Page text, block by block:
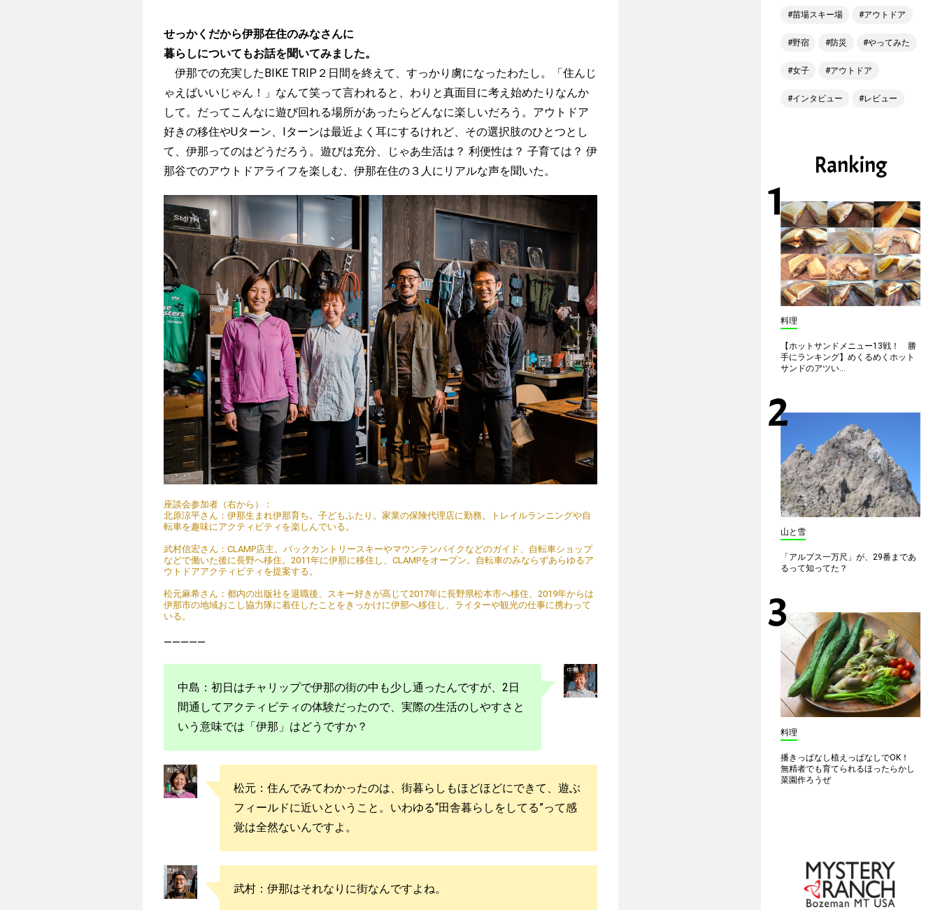
せっかくだから伊那在住のみなさんに
暮らしについてもお話を聞いてみました。
伊那での充実したBIKE TRIP２日間を終えて、すっかり虜になったわたし。「住んじ
ゃえばいいじゃん！」なんて笑って言われると、わりと真面目に考え始めたりなんか
して。だってこんなに遊び回れる場所があったらどんなに楽しいだろう。アウトドア
好きの移住やUターン、Iターンは最近よく耳にするけれど、その選択肢のひとつとし
て、伊那ってのはどうだろう。遊びは充分、じゃあ生活は？ 利便性は？ 子育ては？ 伊
那谷でのアウトドアライフを楽しむ、伊那在住の３人にリアルな声を聞いた。
座談会参加者（右から）：
北原涼平さん：伊那生まれ伊那育ち。子どもふたり。家業の保険代理店に勤務。トレイルランニングや自
転車を趣味にアクティビティを楽しんでいる。
武村信宏さん：CLAMP店主。バックカントリースキーやマウンテンバイクなどのガイド、自転車ショップ
などで働いた後に長野へ移住。2011年に伊那に移住し、CLAMPをオープン。自転車のみならずあらゆるア
ウトドアアクティビティを提案する。
松元麻希さん：都内の出版社を退職後、スキー好きが高じて2017年に長野県松本市へ移住、2019年からは
伊那市の地域おこし協力隊に着任したことをきっかけに伊那へ移住し、ライターや観光の仕事に携わって
いる。
—————
中島：初日はチャリップで伊那の街の中も少し通ったんですが、2日
間通してアクティビティの体験だったので、実際の生活のしやすさと
いう意味では「伊那」はどうですか？
松元：住んでみてわかったのは、街暮らしもほどほどにできて、遊ぶ
フィールドに近いということ。いわゆる“田舎暮らしをしてる”って感
覚は全然ないんですよ。
武村：伊那はそれなりに街なんですよね。
苗場スキー場 アウトドア
野宿 防災 やってみた
女子 アウトドア
インタビュー レビュー
Ranking
料理
【ホットサンドメニュー13戦！ 勝
手にランキング】めくるめくホット
サンドのアツい...
山と雪
「アルプス一万尺」が、29番まであ
るって知ってた？
料理
播きっぱなし植えっぱなしでOK！
無精者でも育てられるほったらかし
菜園作ろうぜ